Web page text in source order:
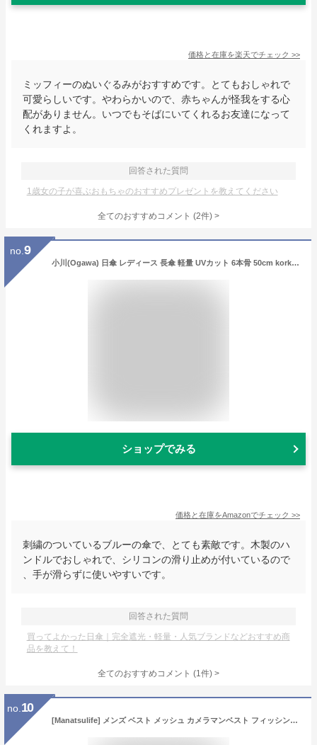
価格と在庫を楽天でチェック >>
ミッフィーのぬいぐるみがおすすめです。とてもおしゃれで
可愛らしいです。やわらかいので、赤ちゃんが怪我をする心
配がありません。いつでもそばにいてくれるお友達になって
くれますよ。
回答された質問
1歳女の子が喜ぶおもちゃのおすすめプレゼントを教えてください
全てのおすすめコメント (2件) >
no. 9
小川(Ogawa) 日傘 レディース 長傘 軽量 UVカット 6本骨 50cm korko コルコ ウルリクスダール城の庭園 ショートスライド 晴雨兼用 刺繍 手開き 安全カバー付き はっ水 木の手元 シリコンの滑り止め付 81234
ショップでみる
価格と在庫をAmazonでチェック >>
刺繍のついているブルーの傘で、とても素敵です。木製のハ
ンドルでおしゃれで、シリコンの滑り止めが付いているので
、手が滑らずに使いやすいです。
回答された質問
買ってよかった日傘｜完全遮光・軽量・人気ブランドなどおすすめ商
品を教えて！
全てのおすすめコメント (1件) >
no. 10
[Manatsulife] メンズ ベスト メッシュ カメラマンベスト フィッシング 作業用 多ポケット 多機能 通気 アウトドア 登山 7868 (L, ブラック)